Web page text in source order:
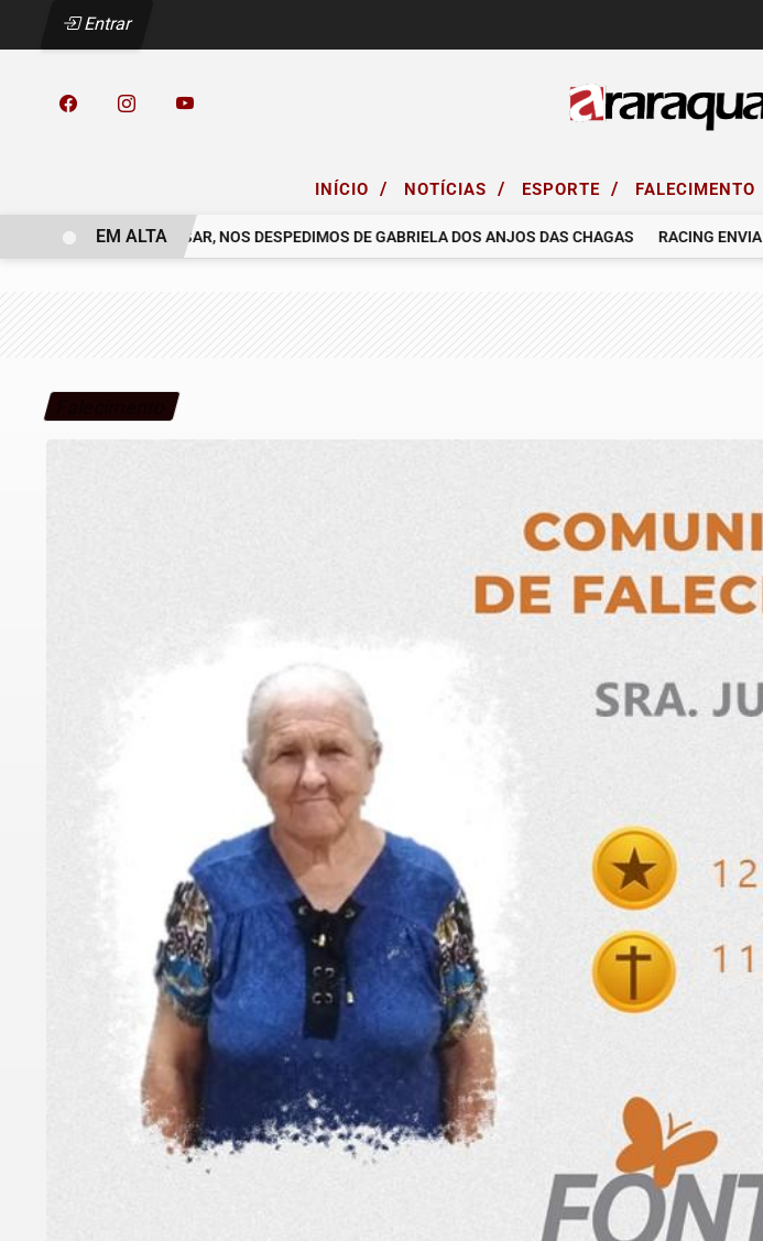
Entrar
INÍCIO / NOTÍCIAS / ESPORTE / FALECIMENTO
COELHO. COM PESAR, NOS DESPEDIMOS DE GABRIELA DOS ANJOS DAS CHAGAS RACING ENVIA
EM ALTA